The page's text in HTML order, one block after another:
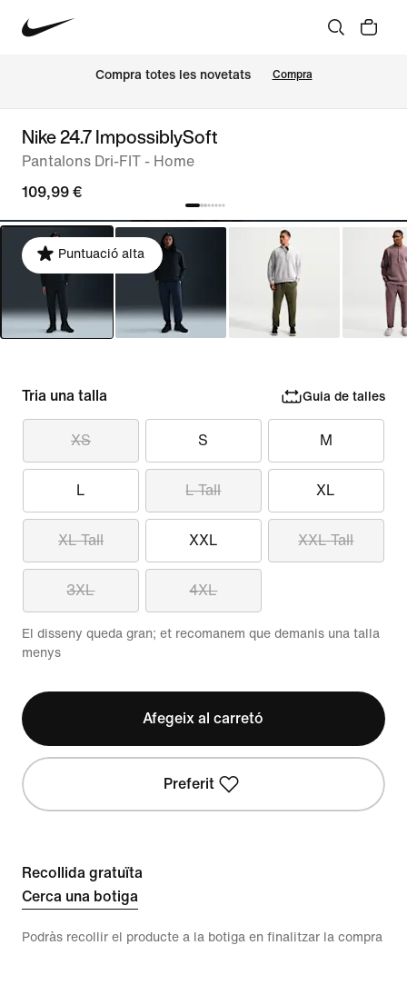
Compra totes les novetats Compra
Nike 24.7 ImpossiblySoft
Pantalons Dri-FIT - Home
109,99 €
Puntuació alta
Tria una talla Guia de talles
XS S M
L L Tall XL
XL Tall XXL XXL Tall
3XL 4XL
El disseny queda gran; et recomanem que demanis una talla
menys
Afegeix al carretó
Preferit
Recollida gratuïta
Cerca una botiga
Podràs recollir el producte a la botiga en finalitzar la compra